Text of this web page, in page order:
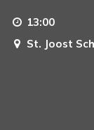
13:00
St. Joost